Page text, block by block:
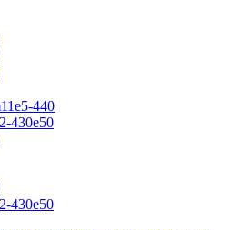
440
430e50
430e50